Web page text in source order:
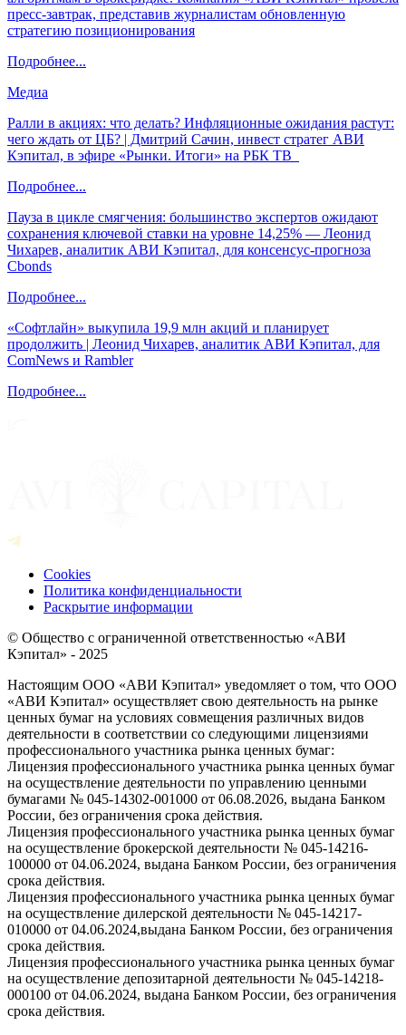
пресс-завтрак, представив журналистам обновленную
стратегию позиционирования
Подробнее...
Медиа
Ралли в акциях: что делать? Инфляционные ожидания растут:
чего ждать от ЦБ? | Дмитрий Сачин, инвест стратег АВИ
Кэпитал, в эфире «Рынки. Итоги» на РБК ТВ
Подробнее...
Пауза в цикле смягчения: большинство экспертов ожидают
сохранения ключевой ставки на уровне 14,25% — Леонид
Чихарев, аналитик АВИ Кэпитал, для консенсус-прогноза
Cbonds
Подробнее...
«Софтлайн» выкупила 19,9 млн акций и планирует
продолжить | Леонид Чихарев, аналитик АВИ Кэпитал, для
ComNews и Rambler
Подробнее...
Cookies
Политика конфиденциальности
Раскрытие информации
© Общество с ограниченной ответственностью «АВИ
Кэпитал» - 2025
Настоящим ООО «АВИ Кэпитал» уведомляет о том, что ООО
«АВИ Кэпитал» осуществляет свою деятельность на рынке
ценных бумаг на условиях совмещения различных видов
деятельности в соответствии со следующими лицензиями
профессионального участника рынка ценных бумаг:
Лицензия профессионального участника рынка ценных бумаг
на осуществление деятельности по управлению ценными
бумагами № 045-14302-001000 от 06.08.2026, выдана Банком
России, без ограничения срока действия.
Лицензия профессионального участника рынка ценных бумаг
на осуществление брокерской деятельности № 045-14216-
100000 от 04.06.2024, выдана Банком России, без ограничения
срока действия.
Лицензия профессионального участника рынка ценных бумаг
на осуществление дилерской деятельности № 045-14217-
010000 от 04.06.2024,выдана Банком России, без ограничения
срока действия.
Лицензия профессионального участника рынка ценных бумаг
на осуществление депозитарной деятельности № 045-14218-
000100 от 04.06.2024, выдана Банком России, без ограничения
срока действия.